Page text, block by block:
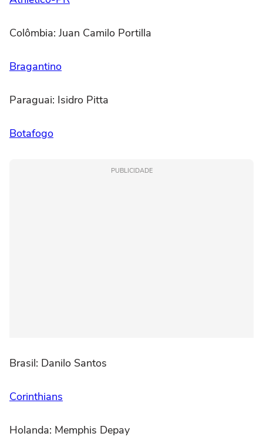
Colômbia: Juan Camilo Portilla
Bragantino
Paraguai: Isidro Pitta
Botafogo
PUBLICIDADE
Brasil: Danilo Santos
Corinthians
Holanda: Memphis Depay